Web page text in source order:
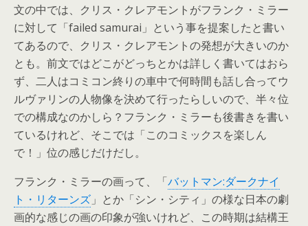
文の中では、クリス・クレアモントがフランク・ミラー
に対して「failed samurai」という事を提案したと書い
てあるので、クリス・クレアモントの発想が大きいのか
とも。前文ではどこがどっちとかは詳しく書いてはおら
ず、二人はコミコン終りの車中で何時間も話し合ってウ
ルヴァリンの人物像を決めて行ったらしいので、半々位
での構成なのかしら？フランク・ミラーも後書きを書い
ているけれど、そこでは「このコミックスを楽しん
で！」位の感じだけだし。
フランク・ミラーの画って、「バットマン:ダークナイ
ト・リターンズ 」とか「シン・シティ」の様な日本の劇
画的な感じの画の印象が強いけれど、この時期は結構王